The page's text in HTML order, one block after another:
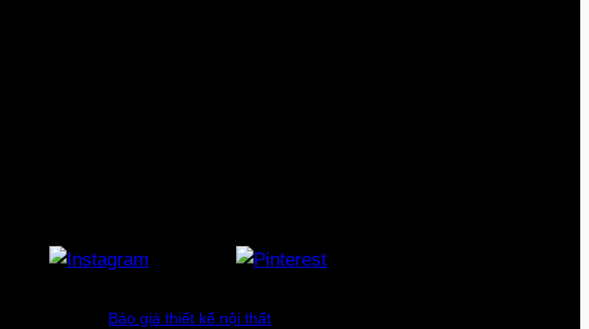
Báo giá thiết kế nội thất